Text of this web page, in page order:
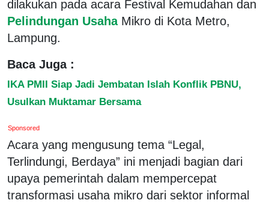
dilakukan pada acara Festival Kemudahan dan
Pelindungan Usaha Mikro di Kota Metro,
Lampung.
Baca Juga :
IKA PMII Siap Jadi Jembatan Islah Konflik PBNU,
Usulkan Muktamar Bersama
Sponsored
Acara yang mengusung tema “Legal,
Terlindungi, Berdaya” ini menjadi bagian dari
upaya pemerintah dalam mempercepat
transformasi usaha mikro dari sektor informal